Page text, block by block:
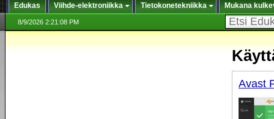
Edukas Viihde-elektroniikka Tietokonetekniikka Mukana
8/9/2026 2:21:08 PM
Avast